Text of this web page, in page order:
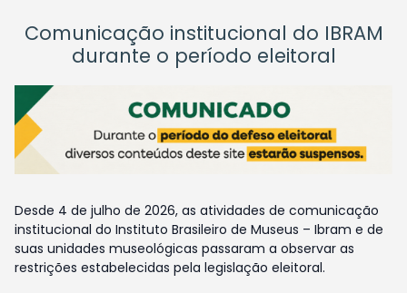
Comunicação institucional do IBRAM
durante o período eleitoral
Desde 4 de julho de 2026, as atividades de comunicação
institucional do Instituto Brasileiro de Museus – Ibram e de
suas unidades museológicas passaram a observar as
restrições estabelecidas pela legislação eleitoral.